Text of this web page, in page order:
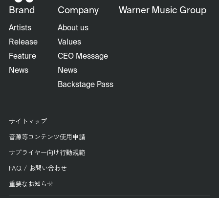
Brand
Artists
Release
Feature
News
Company
About us
Values
CEO Message
News
Backstage Pass
Warner Music Group
サイトマップ
音源等コンテンツ使用申請
サプライヤー向け行動規範
FAQ / お問い合わせ
重要なお知らせ